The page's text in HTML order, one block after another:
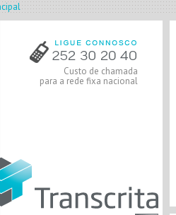
Custo de chamada
para a rede fixa nacional